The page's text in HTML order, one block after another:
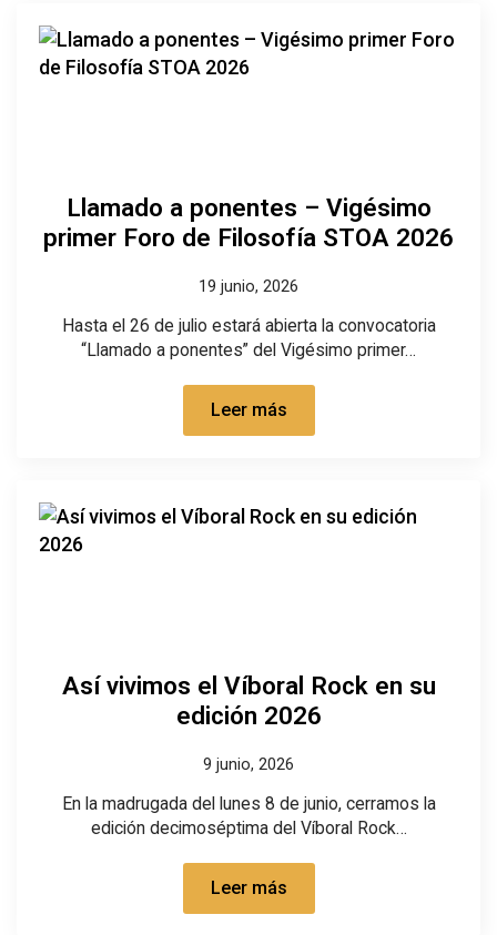
Llamado a ponentes – Vigésimo
primer Foro de Filosofía STOA 2026
19 junio, 2026
Hasta el 26 de julio estará abierta la convocatoria
“Llamado a ponentes” del Vigésimo primer…
Leer más
Así vivimos el Víboral Rock en su
edición 2026
9 junio, 2026
En la madrugada del lunes 8 de junio, cerramos la
edición decimoséptima del Víboral Rock…
Leer más